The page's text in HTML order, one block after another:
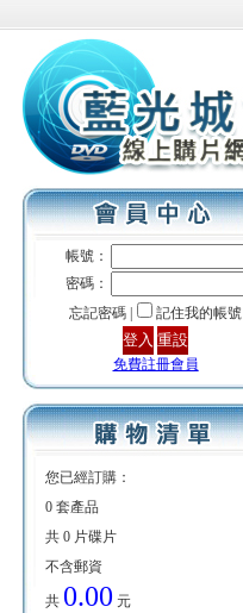
帳號：
密碼：
忘記密碼 |
記住我的帳號
免費註冊會員
您已經訂購：
0 套產品
共 0 片碟片
不含郵資
共 0.00 元